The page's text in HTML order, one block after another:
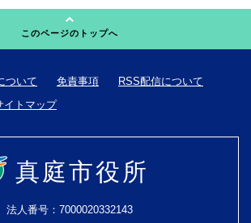
このページのトップへ
ついて 免責事項
RSS配信について
イトマップ
真庭市役所
法人番号：7000020332143